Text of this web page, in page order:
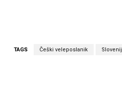
TAGS Češki veleposlanik